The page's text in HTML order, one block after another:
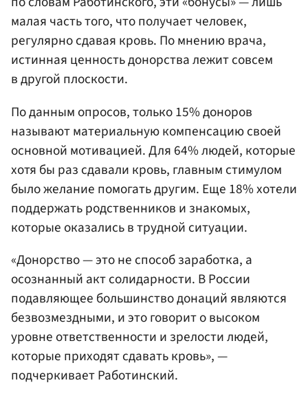
малая часть того, что получает человек,
регулярно сдавая кровь. По мнению врача,
истинная ценность донорства лежит совсем
в другой плоскости.
По данным опросов, только 15% доноров
называют материальную компенсацию своей
основной мотивацией. Для 64% людей, которые
хотя бы раз сдавали кровь, главным стимулом
было желание помогать другим. Еще 18% хотели
поддержать родственников и знакомых,
которые оказались в трудной ситуации.
«Донорство — это не способ заработка, а
осознанный акт солидарности. В России
подавляющее большинство донаций являются
безвозмездными, и это говорит о высоком
уровне ответственности и зрелости людей,
которые приходят сдавать кровь», —
подчеркивает Работинский.